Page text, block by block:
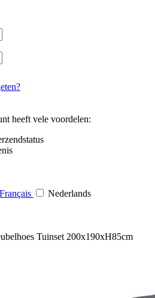
heeft vele voordelen:
Français
Nederlands
Tuinset 200x190xH85cm